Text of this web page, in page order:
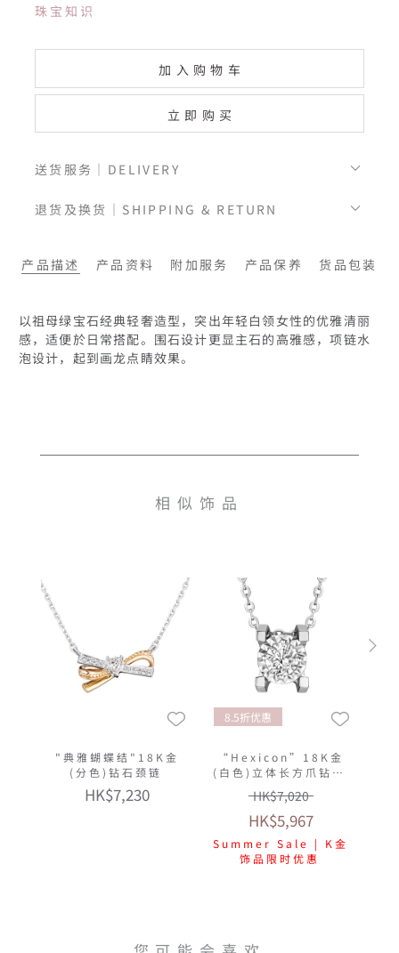
珠宝知识
加入购物车
立即购买
送货服务｜DELIVERY
退货及换货｜SHIPPING & RETURN
产品描述 产品资料 附加服务 产品保养 货品包装
以祖母绿宝石经典轻奢造型，突出年轻白领女性的优雅清丽
感，适便於日常搭配。围石设计更显主石的高雅感，项链水
泡设计，起到画龙点睛效果。
相似饰品
"典雅蝴蝶结"18K金
(分色)钻石颈链
HK$7,230
8.5折优惠
“Hexicon”18K金
(白色)立体长方爪钻石
颈链(放闪车花工艺)
HK$7,020
HK$5,967
Summer Sale | K金
饰品限时优惠